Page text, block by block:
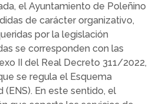
el Ayuntamiento de Poleñino
de carácter organizativo,
por la legislación
se corresponden con las
II del Real Decreto 311/2022,
se regula el Esquema
(ENS). En este sentido, el